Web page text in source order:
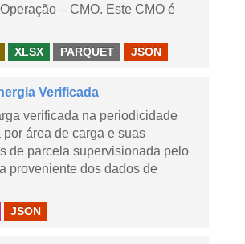
– CMO. Este CMO é
XLSX PARQUET JSON
Verificada
verificada na periodicidade
área de carga e suas
de parcela supervisionada pelo
proveniente dos dados de
JSON